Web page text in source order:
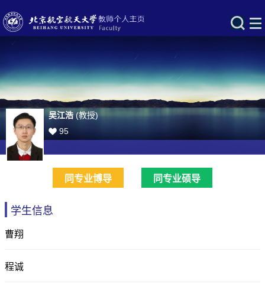
吴江浩(教授)
95
同专业博导 同专业硕导
学生信息
曹翔
程诚